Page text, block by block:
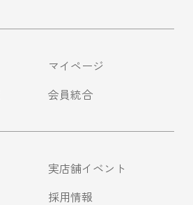
マイページ
会員統合
実店舗イベント
採用情報